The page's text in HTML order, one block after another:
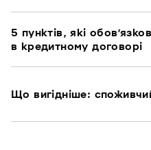
5 пунктів, які
в кредитному договорі
Що вигідніше: